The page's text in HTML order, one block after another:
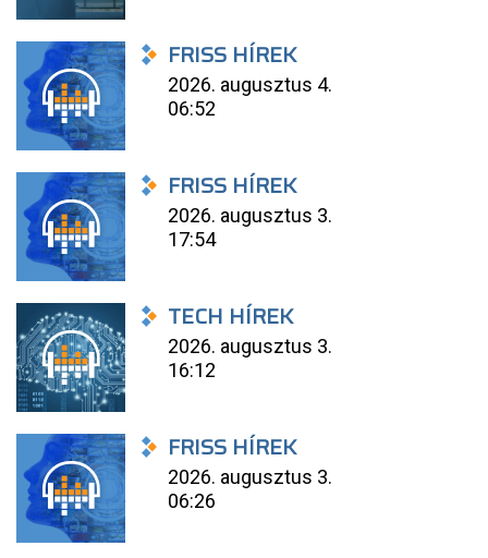
FRISS HÍREK
2026. augusztus 4.
06:52
FRISS HÍREK
2026. augusztus 3.
17:54
TECH HÍREK
2026. augusztus 3.
16:12
FRISS HÍREK
2026. augusztus 3.
06:26